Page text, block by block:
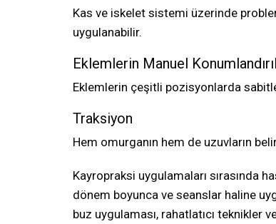
Kas ve iskelet sistemi üzerinde
uygulanabilir.
Eklemlerin Manuel
Eklemlerin çeşitli pozisyonlarda
Traksiyon
Hem omurganın hem de uzuvların
Kayropraksi uygulamaları sırasında
dönem boyunca ve seanslar haline
buz uygulaması, rahatlatıcı teknikler